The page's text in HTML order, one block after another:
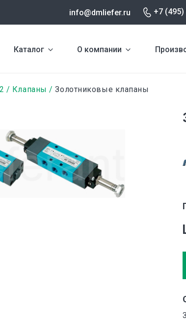
info@dmliefer.ru +7
Каталог О компании
Клапаны Золотниковые клапаны